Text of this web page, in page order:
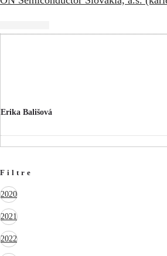
Erika Bališová
Filtre
2020
2021
2022